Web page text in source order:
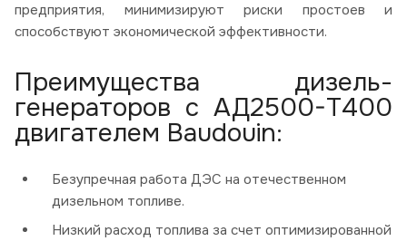
предприятия, минимизируют риски простоев и
способствуют экономической эффективности.
Преимущества дизель-
генераторов с АД2500-Т400
двигателем Baudouin:
Безупречная работа ДЭС на отечественном
дизельном топливе.
Низкий расход топлива за счет оптимизированной